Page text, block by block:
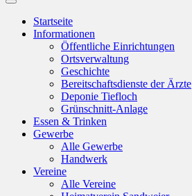
Suchfeld
ein-/ausblenden
Startseite
Informationen
Öffentliche Einrichtungen
Ortsverwaltung
Geschichte
Bereitschaftsdienste der Ärzte
Deponie Tiefloch
Grünschnitt-Anlage
Essen & Trinken
Gewerbe
Alle Gewerbe
Handwerk
Vereine
Alle Vereine